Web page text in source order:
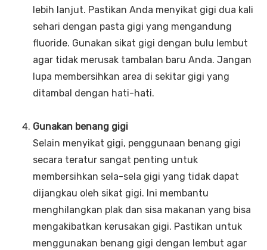
lebih lanjut. Pastikan Anda menyikat gigi dua kali
sehari dengan pasta gigi yang mengandung
fluoride. Gunakan sikat gigi dengan bulu lembut
agar tidak merusak tambalan baru Anda. Jangan
lupa membersihkan area di sekitar gigi yang
ditambal dengan hati-hati.
Gunakan benang gigi
Selain menyikat gigi, penggunaan benang gigi
secara teratur sangat penting untuk
membersihkan sela-sela gigi yang tidak dapat
dijangkau oleh sikat gigi. Ini membantu
menghilangkan plak dan sisa makanan yang bisa
mengakibatkan kerusakan gigi. Pastikan untuk
menggunakan benang gigi dengan lembut agar